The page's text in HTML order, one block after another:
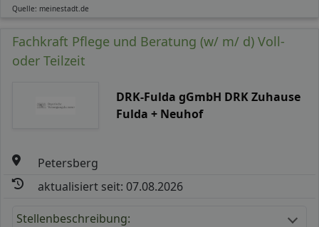
Quelle: meinestadt.de
Fachkraft Pflege und Beratung (w/ m/ d) Voll-
oder Teilzeit
DRK-Fulda gGmbH DRK Zuhause
Fulda + Neuhof
Petersberg
aktualisiert seit: 07.08.2026
Stellenbeschreibung: